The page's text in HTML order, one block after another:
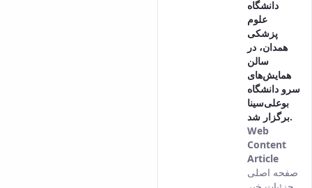
دانشگاه
علوم
پزشکی
همدان، در
سالن
همایش‌های
سرو دانشگاه
بوعلی‌سینا
برگزار شد.
Web
Content
Article
This
صفحه اصلی